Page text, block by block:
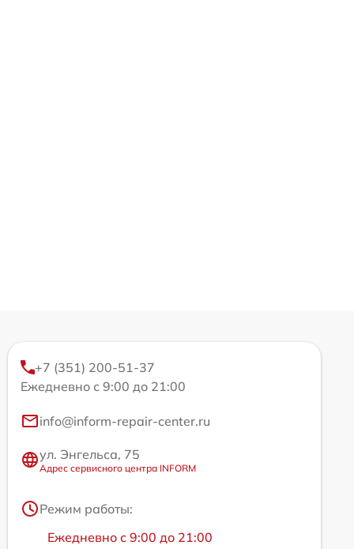
+7 (351) 200-51-37
Ежедневно с 9:00 до 21:00
info@inform-repair-center.ru
ул. Энгельса, 75
Адрес сервисного центра INFORM
Режим работы:
Ежедневно с 9:00 до 21:00